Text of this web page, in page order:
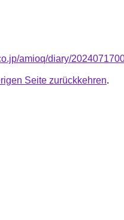
amioq/diary/
Seite zurückkehren.